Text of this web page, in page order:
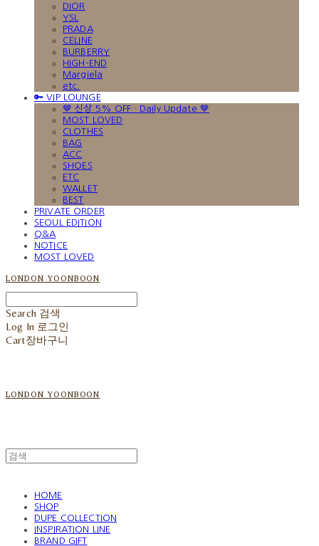
DIOR
YSL
PRADA
CELINE
BURBERRY
HIGH-END
Margiela
etc.
🔑 VIP LOUNGE
🤎 신상 5% OFF · Daily Update 🤎
MOST LOVED
CLOTHES
BAG
ACC
SHOES
ETC
WALLET
BEST
PRIVATE ORDER
SEOUL EDITION
Q&A
NOTICE
MOST LOVED
LONDON YOONBOON
Search 검색
Log In 로그인
Cart장바구니
LONDON YOONBOON
HOME
SHOP
DUPE COLLECTION
INSPIRATION LINE
BRAND GIFT